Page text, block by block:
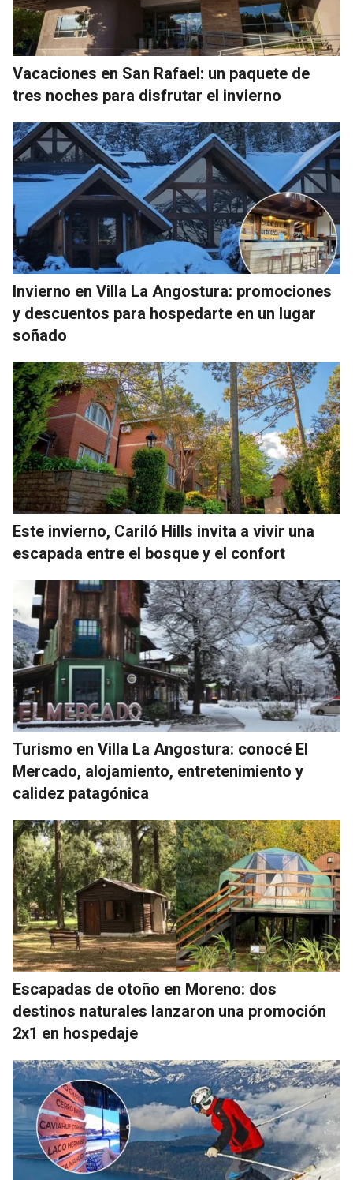
Vacaciones en San Rafael: un paquete de
tres noches para disfrutar el invierno
Invierno en Villa La Angostura: promociones
y descuentos para hospedarte en un lugar
soñado
Este invierno, Cariló Hills invita a vivir una
escapada entre el bosque y el confort
Turismo en Villa La Angostura: conocé El
Mercado, alojamiento, entretenimiento y
calidez patagónica
Escapadas de otoño en Moreno: dos
destinos naturales lanzaron una promoción
2x1 en hospedaje